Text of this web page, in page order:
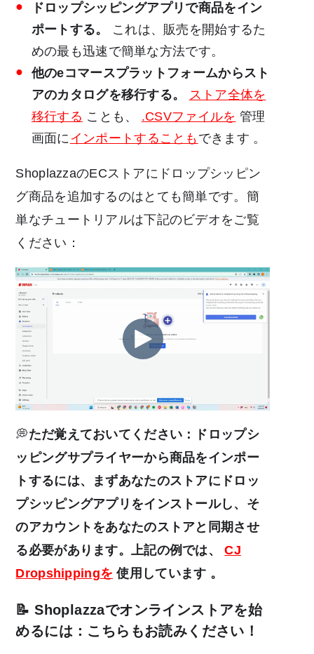
ドロップシッピングアプリで商品をイン
ポートする。
これは、販売を開始するた
めの最も迅速で簡単な方法です。
他のeコマースプラットフォームからスト
アのカタログを移行する。 ストア全体を
移行する ことも、 .CSVファイルを 管理
画面に インポートすることも できます 。
ShoplazzaのECストアにドロップシッピン
グ商品を追加するのはとても簡単です。簡
単なチュートリアルは下記のビデオをご覧
ください：
💭ただ覚えておいてください：ドロップシ
ッピングサプライヤーから商品をインポー
トするには、まずあなたのストアにドロッ
プシッピングアプリをインストールし、そ
のアカウントをあなたのストアと同期させ
る必要があります。上記の例では、CJ
Dropshippingを 使用しています 。
📝 Shoplazzaでオンラインストアを始
めるには：こちらもお読みください！